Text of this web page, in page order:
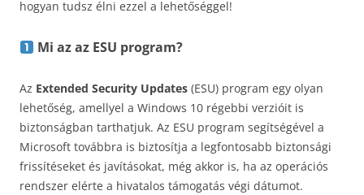
hogyan tudsz élni ezzel a lehetőséggel!
Mi az az ESU program?
Az Extended Security Updates (ESU) program egy olyan
lehetőség, amellyel a Windows 10 régebbi verzióit is
biztonságban tarthatjuk. Az ESU program segítségével a
Microsoft továbbra is biztosítja a legfontosabb biztonsági
frissítéseket és javításokat, még akkor is, ha az operációs
rendszer elérte a hivatalos támogatás végi dátumot.